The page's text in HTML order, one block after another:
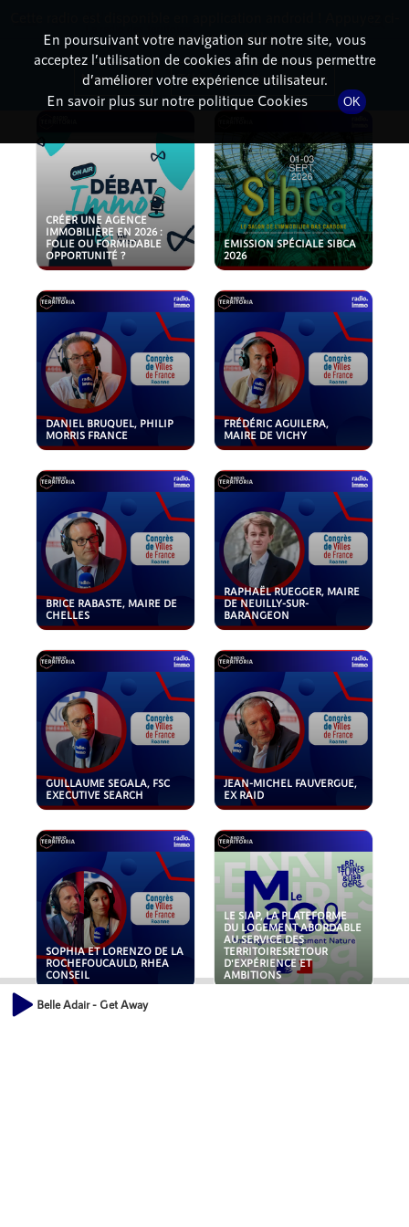
PODCASTS
CRÉER UNE AGENCE
IMMOBILIÈRE EN 2026 :
FOLIE OU FORMIDABLE
OPPORTUNITÉ ?
EMISSION SPÉCIALE SIBCA
2026
DANIEL BRUQUEL, PHILIP
MORRIS FRANCE
FRÉDÉRIC AGUILERA,
MAIRE DE VICHY
BRICE RABASTE, MAIRE DE
CHELLES
RAPHAËL RUEGGER, MAIRE
DE NEUILLY-SUR-
BARANGEON
GUILLAUME SEGALA, FSC
EXECUTIVE SEARCH
JEAN-MICHEL FAUVERGUE,
EX RAID
SOPHIA ET LORENZO DE LA
ROCHEFOUCAULD, RHEA
CONSEIL
LE SIAP, LA PLATEFORME
DU LOGEMENT ABORDABLE
AU SERVICE DES
TERRITOIRESRETOUR
D'EXPÉRIENCE ET
AMBITIONS
Belle Adair - Get Away
En poursuivant votre navigation sur notre site, vous
acceptez l’utilisation de cookies afin de nous permettre
d’améliorer votre expérience utilisateur.
En savoir plus sur notre politique Cookies
OK
dessous pour l'installer.
Non merci Télécharger l'application